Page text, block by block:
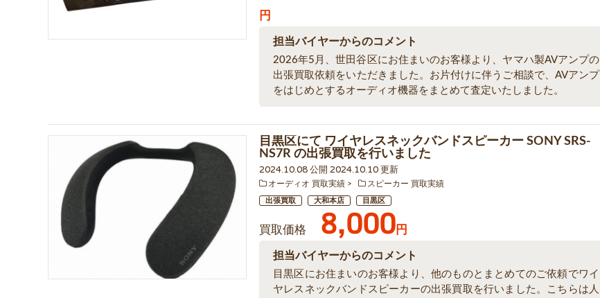
円
担当バイヤーからのコメント
2026年5月、世田谷区にお住まいのお客様より、ヤマハ製AVアンプの
出張買取依頼をいただきました。お片付けに伴うご相談で、AVアンプ
をはじめとするオーディオ機器をまとめて査定いたしました。
目黒区にて ワイヤレスネックバンドスピーカー SONY SRS-
NS7R の出張買取を行いました
2024.10.08 公開 2024.10.10 更新
オーディオ 買取実績 スピーカー 買取実績
出張買取 大和本店 目黒区
買取価格 8,000円
担当バイヤーからのコメント
目黒区にお住まいのお客様より、他のものとまとめてのご依頼でワイ
ヤレスネックバンドスピーカーの出張買取を行いました。こちらは人